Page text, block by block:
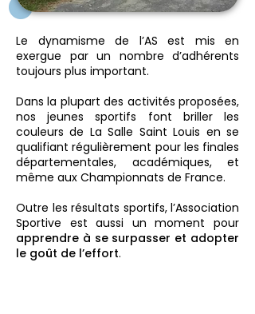
Le dynamisme de l’AS est mis en
exergue par un nombre d’adhérents
toujours plus important.
Dans la plupart des activités proposées,
nos jeunes sportifs font briller les
couleurs de La Salle Saint Louis en se
qualifiant régulièrement pour les finales
départementales, académiques, et
même aux Championnats de France.
Outre les résultats sportifs, l’Association
Sportive est aussi un moment pour
apprendre à se surpasser et adopter
le goût de l’effort.